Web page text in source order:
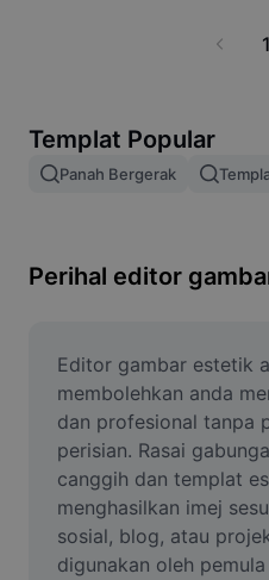
Alih keluar latar imej
Peningkat Imej
Editor Gambar Dalam
Penjana Meme
AI Text Remover
AI People Remover
AI Inpainting
Lagi
1
Templat Popular
Panah Bergerak
Perihal editor
Editor gambar estetik
membolehkan anda
dan profesional tanpa
perisian. Rasai
canggih dan templat
menghasilkan imej
sosial, blog, atau
digunakan oleh